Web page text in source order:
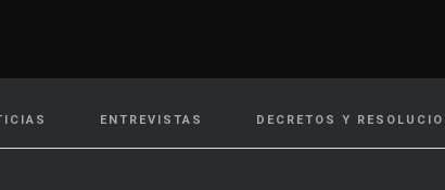
ENTREVISTAS DECRETOS Y